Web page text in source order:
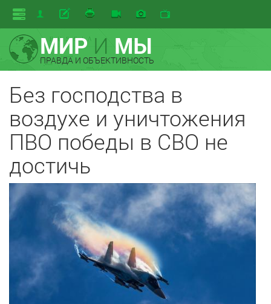
МИРИ МЫ
ПРАВДА И ОБЪЕКТИВНОСТЬ
Без господства в
воздухе и уничтожения
ПВО победы в СВО не
достичь